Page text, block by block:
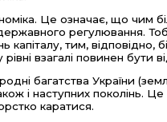
Це означає, що чим
регулювання.
тим, відповідно,
взагалі повинен бути
багатства України
і наступних поколінь. Це
каратися.